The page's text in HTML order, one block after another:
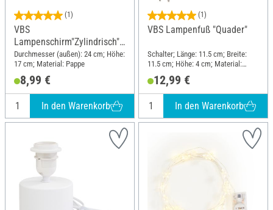
(1)
VBS
Lampenschirm"Zylindrisch",
Ø 24 cm
Durchmesser (außen): 24 cm; Höhe:
17 cm; Material: Pappe
8,99 €
In den Warenkorb
(1)
VBS Lampenfuß "Quader"
Schalter; Länge: 11.5 cm; Breite:
11.5 cm; Höhe: 4 cm; Material:
12,99 €
In den Warenkorb